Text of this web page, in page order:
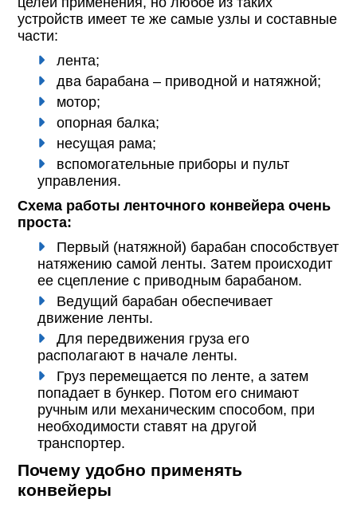
устройств имеет те же самые узлы и составные
части:
лента;
два барабана – приводной и натяжной;
мотор;
опорная балка;
несущая рама;
вспомогательные приборы и пульт
управления.
Схема работы ленточного конвейера очень
проста:
Первый (натяжной) барабан способствует
натяжению самой ленты. Затем происходит
ее сцепление с приводным барабаном.
Ведущий барабан обеспечивает
движение ленты.
Для передвижения груза его
располагают в начале ленты.
Груз перемещается по ленте, а затем
попадает в бункер. Потом его снимают
ручным или механическим способом, при
необходимости ставят на другой
транспортер.
Почему удобно применять
конвейеры